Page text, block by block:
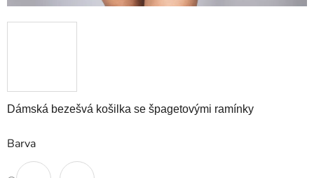
Dámská bezešvá košilka se špagetovými ramínky
Barva